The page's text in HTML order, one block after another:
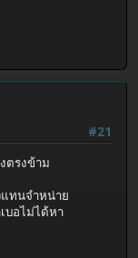
#21
ตรงข้าม
จำหน่าย
บอไม่ได้หา